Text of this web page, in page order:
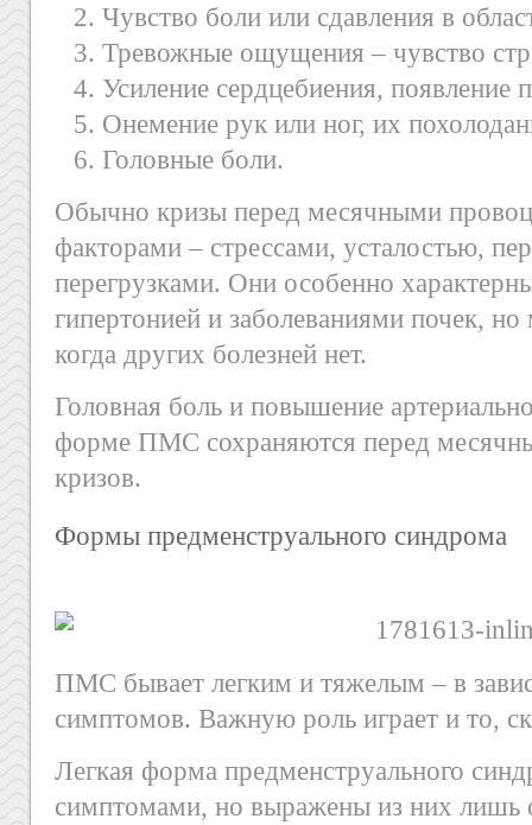
Чувство боли или сдавления в
Тревожные ощущения – чувство
Усиление сердцебиения, появление
Онемение рук или ног, их
Головные боли.
Обычно кризы перед месячными
факторами – стрессами, усталостью,
перегрузками. Они особенно
гипертонией и заболеваниями почек, но
когда других болезней нет.
Головная боль и повышение
форме ПМС сохраняются перед
кризов.
Формы предменструального синдрома
ПМС бывает легким и тяжелым – в
симптомов. Важную роль играет и то,
Легкая форма предменструального
симптомами, но выражены из них лишь